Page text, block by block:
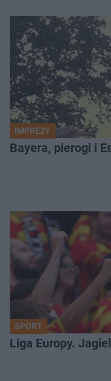
IMPREZY
Bayera, pierogi i
SPORT
Liga Europy.